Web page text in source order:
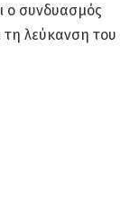
ο συνδυασμός
τη λεύκανση του